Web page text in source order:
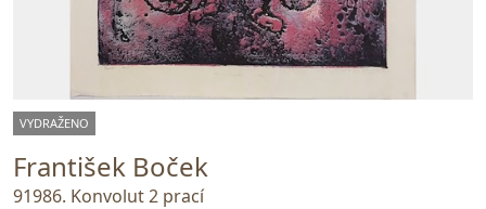
VYDRAŽENO
František Boček
91986. Konvolut 2 prací